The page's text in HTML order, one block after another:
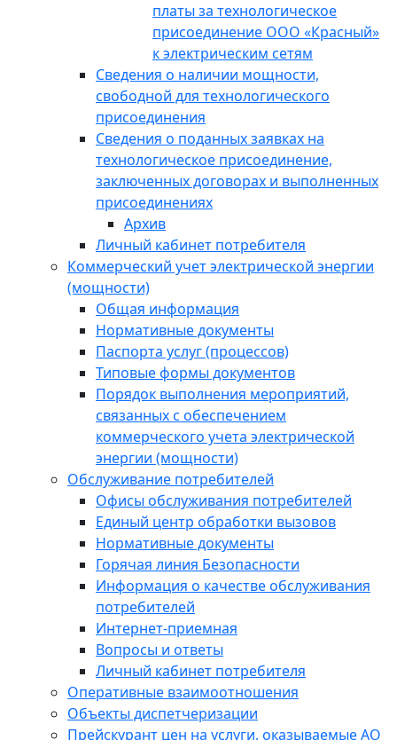
платы за технологическое
присоединение ООО «Красный»
к электрическим сетям
Сведения о наличии мощности,
свободной для технологического
присоединения
Сведения о поданных заявках на
технологическое присоединение,
заключенных договорах и выполненных
присоединениях
Архив
Личный кабинет потребителя
Коммерческий учет электрической энергии
(мощности)
Общая информация
Нормативные документы
Паспорта услуг (процессов)
Типовые формы документов
Порядок выполнения мероприятий,
связанных с обеспечением
коммерческого учета электрической
энергии (мощности)
Обслуживание потребителей
Офисы обслуживания потребителей
Единый центр обработки вызовов
Нормативные документы
Горячая линия Безопасности
Информация о качестве обслуживания
потребителей
Интернет-приемная
Вопросы и ответы
Личный кабинет потребителя
Оперативные взаимоотношения
Объекты диспетчеризации
Прейскурант цен на услуги, оказываемые АО